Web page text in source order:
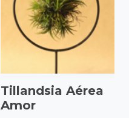
Tillandsia Aérea
Amor